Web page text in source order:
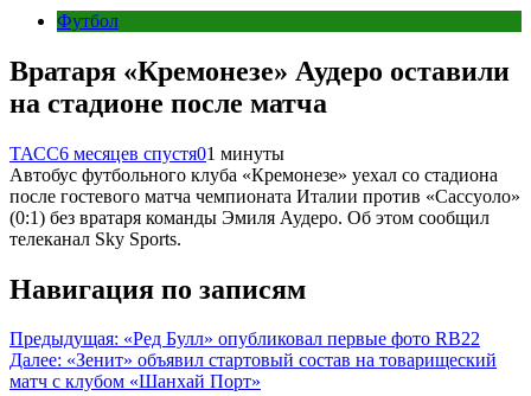
Футбол
Вратаря «Кремонезе» Аудеро оставили
на стадионе после матча
ТАСС6 месяцев спустя01 минуты
Автобус футбольного клуба «Кремонезе» уехал со стадиона
после гостевого матча чемпионата Италии против «Сассуоло»
(0:1) без вратаря команды Эмиля Аудеро. Об этом сообщил
телеканал Sky Sports.
Навигация по записям
Предыдущая: «Ред Булл» опубликовал первые фото RB22
Далее: «Зенит» объявил стартовый состав на товарищеский
матч с клубом «Шанхай Порт»